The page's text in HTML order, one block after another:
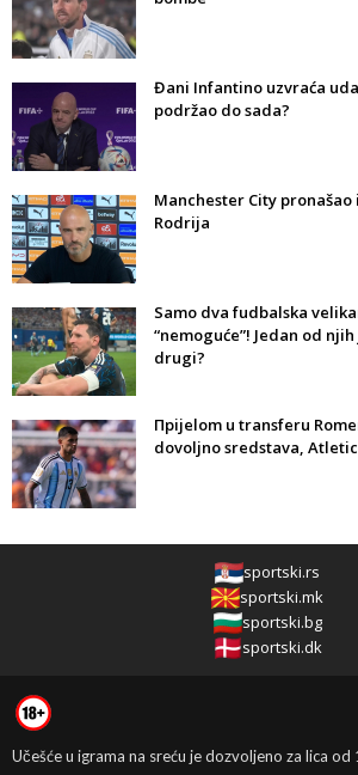
Đani Infantino uzvraća
podržao do sada?
Manchester City
Rodrija
Samo dva fudbalska
“nemoguće”! Jedan od
drugi?
Прijelom u transferu
dovoljno sredstava,
sportski.rs
sportski.mk
sportski.bg
sportski.dk
Učešće u igrama na sreću je dozvoljeno za lica